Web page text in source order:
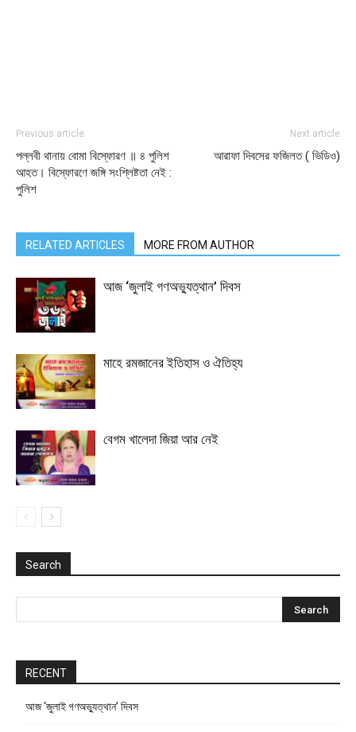
Previous article
পল্লবী থানায় বোমা বিস্ফোরণ ॥ ৪ পুলিশ
আহত। বিস্ফোরণে জঙ্গি সংশ্লিষ্টতা নেই :
পুলিশ
Next article
আরাফা দিবসের ফজিলত ( ভিডিও)
RELATED ARTICLES MORE FROM AUTHOR
আজ ‘জুলাই গণঅভ্যুত্থান’ দিবস
মাহে রমজানের ইতিহাস ও ঐতিহ্য
বেগম খালেদা জিয়া আর নেই
Search
RECENT
আজ ‘জুলাই গণঅভ্যুত্থান’ দিবস